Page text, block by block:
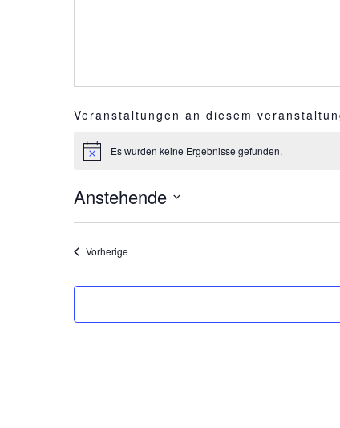
Veranstaltungen an diesem
H
w
e
i
Es wurden keine Ergebnisse gefunden.
Anstehende
D
a
t
u
VorherigeVeranstaltungen